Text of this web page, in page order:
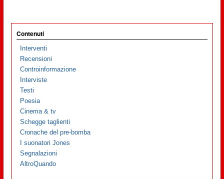
Contenuti
Interventi
Recensioni
Controinformazione
Interviste
Testi
Poesia
Cinema & tv
Schegge taglienti
Cronache del pre-bomba
I suonatori Jones
Segnalazioni
AltroQuando